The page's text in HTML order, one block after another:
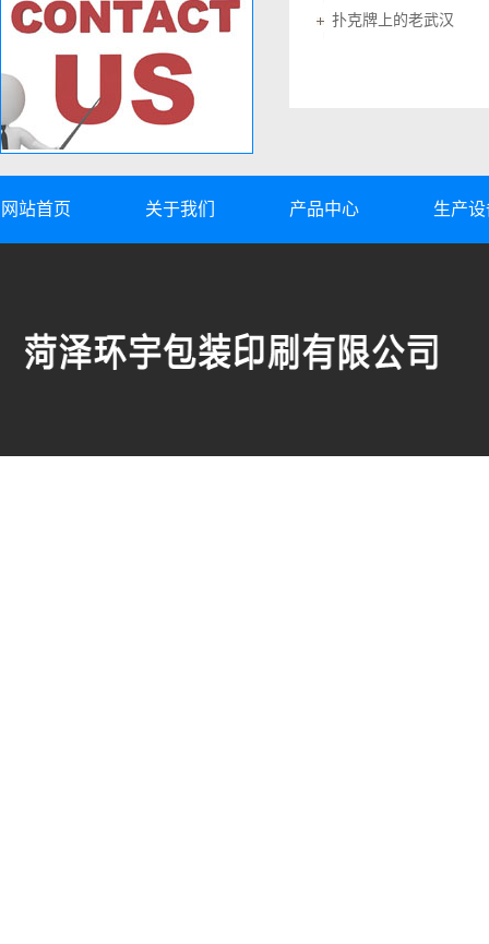
扑克牌上的老武汉
网站首页 关于我们 产品中心 生产